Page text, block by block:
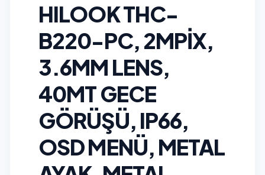
HILOOK THC-
B220-PC, 2MPIX,
3.6MM LENS,
40MT GECE
GÖRÜŞÜ, IP66,
OSD MENÜ, METAL